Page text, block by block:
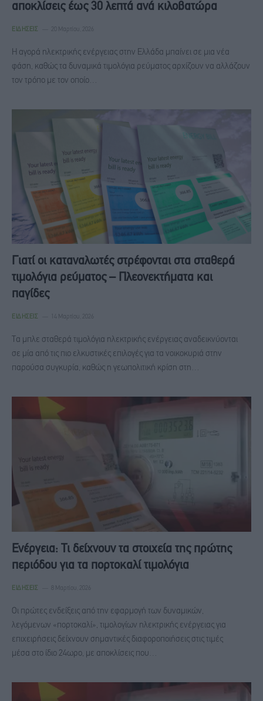
αποκλίσεις έως 30 λεπτά ανά κιλοβατώρα
ΕΙΔΉΣΕΙΣ 20 Μαρτίου, 2026
Η αγορά ηλεκτρικής ενέργειας στην Ελλάδα μπαίνει σε μια νέα
φάση, καθώς τα δυναμικά τιμολόγια ρεύματος αρχίζουν να αλλάζουν
τον τρόπο με τον οποίο…
Γιατί οι καταναλωτές στρέφονται στα σταθερά
τιμολόγια ρεύματος – Πλεονεκτήματα και
παγίδες
ΕΙΔΉΣΕΙΣ 14 Μαρτίου, 2026
Τα μπλε σταθερά τιμολόγια ηλεκτρικής ενέργειας αναδεικνύονται
σε μία από τις πιο ελκυστικές επιλογές για τα νοικοκυριά στην
παρούσα συγκυρία, καθώς η γεωπολιτική κρίση στη…
Ενέργεια: Τι δείχνουν τα στοιχεία της πρώτης
περιόδου για τα πορτοκαλί τιμολόγια
ΕΙΔΉΣΕΙΣ 8 Μαρτίου, 2026
Οι πρώτες ενδείξεις από την εφαρμογή των δυναμικών,
λεγόμενων «πορτοκαλί», τιμολογίων ηλεκτρικής ενέργειας για
επιχειρήσεις δείχνουν σημαντικές διαφοροποιήσεις στις τιμές
μέσα στο ίδιο 24ωρο, με αποκλίσεις που…